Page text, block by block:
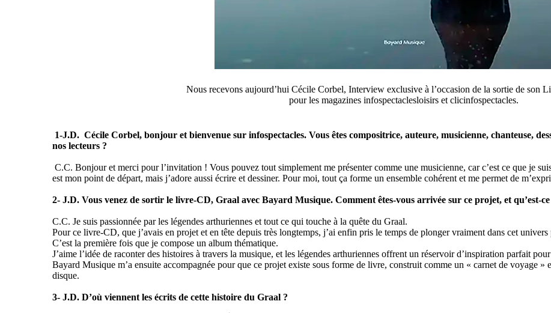
Nous recevons aujourd’hui Cécile Corbel, Interview exclusive à l’occasion de la sortie de son
pour les magazines infospectaclesloisirs et clicinfospectacles.
1-J.D. Cécile Corbel, bonjour et bienvenue sur infospectacles. Vous êtes compositrice, auteure, musicienne, chanteuse,
nos lecteurs ?
C.C. Bonjour et merci pour l’invitation ! Vous pouvez tout simplement me présenter comme une musicienne, car c’est ce que je
est mon point de départ, mais j’adore aussi écrire et dessiner. Pour moi, tout ça forme un ensemble cohérent et me permet de
2- J.D. Vous venez de sortir le livre-CD, Graal avec Bayard Musique. Comment êtes-vous arrivée sur ce projet, et qu’est-
C.C. Je suis passionnée par les légendes arthuriennes et tout ce qui touche à la quête du Graal.
Pour ce livre-CD, que j’avais en projet et en tête depuis très longtemps, j’ai enfin pris le temps de plonger vraiment dans cet univers
C’est la première fois que je compose un album thématique.
J’aime l’idée de raconter des histoires à travers la musique, et les légendes arthuriennes offrent un réservoir d’inspiration parfait
Bayard Musique m’a ensuite accompagnée pour que ce projet existe sous forme de livre, construit comme un « carnet de voyage »
disque.
3- J.D. D’où viennent les écrits de cette histoire du Graal ?